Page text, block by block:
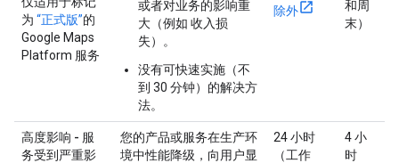
为 “正式版”的
Google Maps
Platform 服务
或者对业务的影响重
大（例如 收入损
失）。
没有可快速实施（不
到 30 分钟）的解决方
法。
除外
和周
末）
高度影响 - 服
务受到严重影
您的产品或服务在生产环
境中性能降级，向用户显
24 小时
（工作
4 小
时